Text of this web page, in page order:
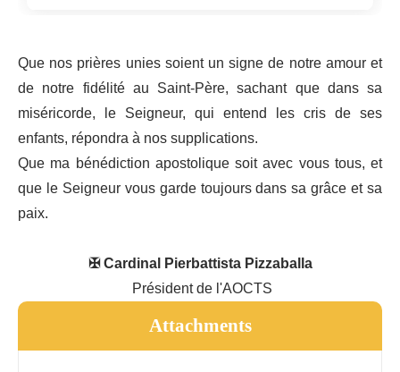
Que nos prières unies soient un signe de notre amour et
de notre fidélité au Saint-Père, sachant que dans sa
miséricorde, le Seigneur, qui entend les cris de ses
enfants, répondra à nos supplications.
Que ma bénédiction apostolique soit avec vous tous, et
que le Seigneur vous garde toujours dans sa grâce et sa
paix.
✠ Cardinal Pierbattista Pizzaballa
Président de l'AOCTS
Attachments